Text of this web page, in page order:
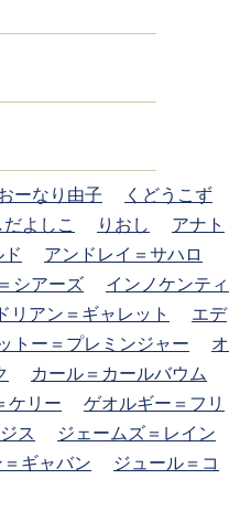
ーなり由子
くどうこず
だよしこ りおし
アナト
アンドレイ＝サハロ
シアーズ
インノケンティ
リアン＝ギャレット
エデ
トー＝プレミンジャー
オ
カール＝カールバウム
ケリー
ゲオルギー＝フリ
ス
ジェームズ＝レイン
＝ギャバン ジュール＝コ